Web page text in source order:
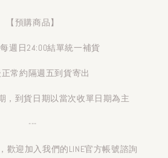
【預購商品】
週日24:00結單統一補貨
常約隔週五到貨寄出
，到貨日期以當次收單日期為主
---
歡迎加入我們的LINE官方帳號諮詢